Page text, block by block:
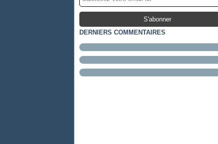
DERNIERS COMMENTAIRES